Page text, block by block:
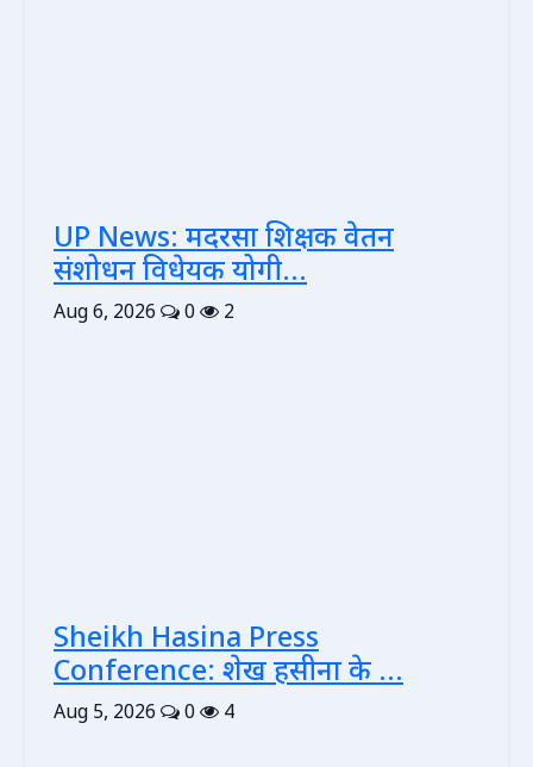
UP News: मदरसा शिक्षक वेतन
संशोधन विधेयक योगी...
Aug 6, 2026 0 2
Sheikh Hasina Press
Conference: शेख हसीना के ...
Aug 5, 2026 0 4